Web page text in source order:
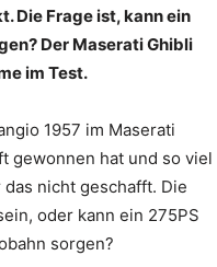
Die Frage ist, kann ein
Der Maserati Ghibli
im Test.
1957 im Maserati
gewonnen hat und so viel
nicht geschafft. Die
oder kann ein 275PS
sorgen?